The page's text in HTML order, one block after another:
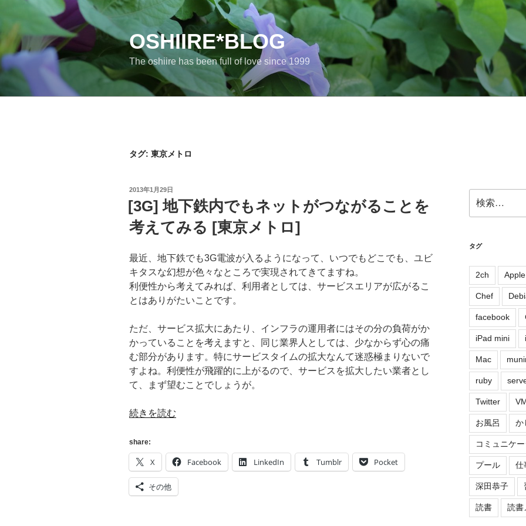
ツ
OSHIIRE*BLOG
The oshiire has been full of love since 1999
タグ: 東京メトロ
投
日:
2013年1月29日
[3G] 地下鉄内でもネットがつながることを
考えてみる [東京メトロ]
最近、地下鉄でも3G電波が入るようになって、いつでもどこでも、ユビ
キタスな幻想が色々なところで実現されてきてますね。
利便性から考えてみれば、利用者としては、サービスエリアが広がるこ
とはありがたいことです。
ただ、サービス拡大にあたり、インフラの運用者にはその分の負荷がか
かっていることを考えますと、同じ業界人としては、少なからず心の痛
む部分があります。特にサービスタイムの拡大なんて迷惑極まりないで
すよね。利便性が飛躍的に上がるので、サービスを拡大したい業者とし
て、まず望むことでしょうが。
“[3G]
下
鉄
内
で
も
続きを読む
share:
X Facebook LinkedIn Tumblr Pocket
その他
索:
タグ
2ch Apple
Chef
facebook
iPad mini
Mac
ruby
Twitter
お風呂 か
コミュニケ
プール 仕
深田恭子
読書 読書